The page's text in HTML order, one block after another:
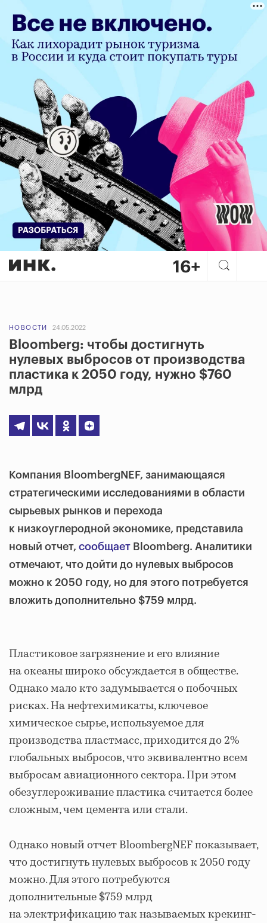
НОВОСТИ 24.05.2022
Bloomberg: чтобы достигнуть
нулевых выбросов от производства
пластика к 2050 году, нужно $760
млрд
Компания BloombergNEF, занимающаяся
стратегическими исследованиями в области
сырьевых рынков и перехода
к низкоуглеродной экономике, представила
новый отчет, сообщает Bloomberg. Аналитики
отмечают, что дойти до нулевых выбросов
можно к 2050 году, но для этого потребуется
вложить дополнительно $759 млрд.
Пластиковое загрязнение и его влияние
на океаны широко обсуждается в обществе.
Однако мало кто задумывается о побочных
рисках. На нефтехимикаты, ключевое
химическое сырье, используемое для
производства пластмасс, приходится до 2%
глобальных выбросов, что эквивалентно всем
выбросам авиационного сектора. При этом
обезуглероживание пластика считается более
сложным, чем цемента или стали.
Однако новый отчет BloombergNEF показывает,
что достигнуть нулевых выбросов к 2050 году
можно. Для этого потребуются
дополнительные $759 млрд
на электрификацию так называемых крекинг-